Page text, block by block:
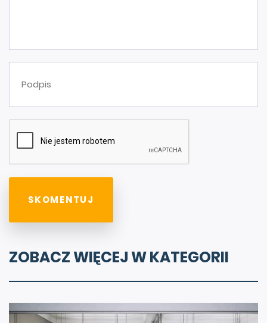
ZOBACZ WIĘCEJ W KATEGORII